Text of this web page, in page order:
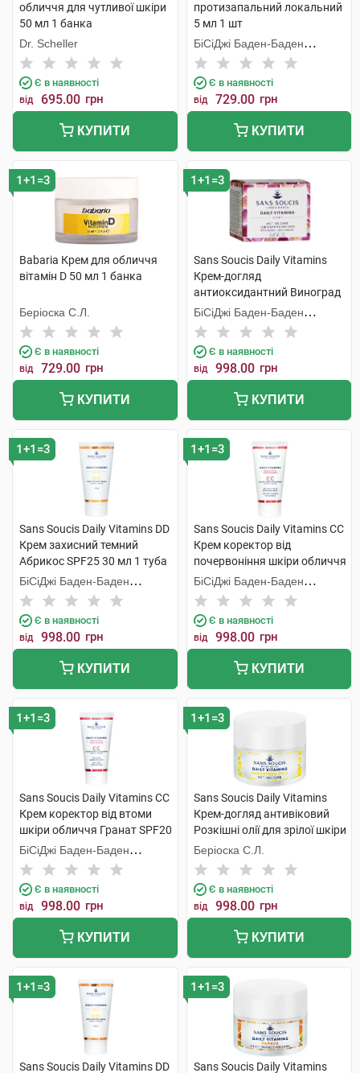
обличчя для чутливої шкіри
50 мл 1 банка
Dr. Scheller
Є в наявності
від 695.00 грн
КУПИТИ
протизапальний локальний
5 мл 1 шт
БіСіДжі Баден-Баден
Косметікс Груп Гмбх
Є в наявності
від 729.00 грн
КУПИТИ
1+1=3
Babaria Крем для обличчя
вітамін D 50 мл 1 банка
Беріоска С.Л.
Є в наявності
від 729.00 грн
КУПИТИ
1+1=3
Sans Soucis Daily Vitamins
Крем-догляд
антиоксидантний Виноград
для зрілої шкіри 50 мл 1
банка
БіСіДжі Баден-Баден
Косметікс Груп Гмбх
Є в наявності
від 998.00 грн
КУПИТИ
1+1=3
Sans Soucis Daily Vitamins DD
Крем захисний темний
Абрикос SPF25 30 мл 1 туба
БіСіДжі Баден-Баден
Косметікс Груп Гмбх
Є в наявності
від 998.00 грн
КУПИТИ
1+1=3
Sans Soucis Daily Vitamins CC
Крем коректор від
почервоніння шкіри обличчя
Гранат SPF20 30 мл 1 туба
БіСіДжі Баден-Баден
Косметікс Груп Гмбх
Є в наявності
від 998.00 грн
КУПИТИ
1+1=3
Sans Soucis Daily Vitamins CC
Крем коректор від втоми
шкіри обличчя Гранат SPF20
30 мл 1 туба
БіСіДжі Баден-Баден
Косметікс Груп Гмбх
Є в наявності
від 998.00 грн
КУПИТИ
1+1=3
Sans Soucis Daily Vitamins
Крем-догляд антивіковий
Розкішні олії для зрілої шкіри
50 мл 1 банка
Беріоска С.Л.
Є в наявності
від 998.00 грн
КУПИТИ
1+1=3
Sans Soucis Daily Vitamins DD
1+1=3
Sans Soucis Daily Vitamins